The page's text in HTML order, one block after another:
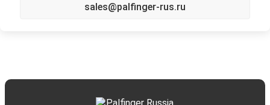
sales@palfinger-rus.ru